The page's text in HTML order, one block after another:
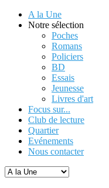
A la Une
Notre sélection
Poches
Romans
Policiers
BD
Essais
Jeunesse
Livres d'art
Focus sur...
Club de lecture
Quartier
Evénements
Nous contacter